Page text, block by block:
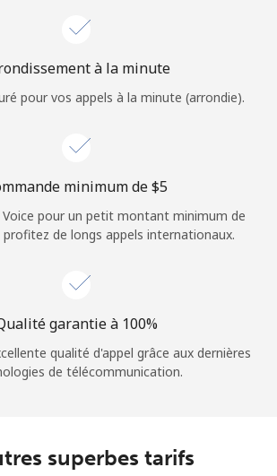
à la minute
pour vos appels à la minute (arrondie).
minimum de ⁦$5⁩
Voice pour un petit montant minimum de
de longs appels internationaux.
garantie à 100%
qualité d'appel grâce aux dernières
de télécommunication.
superbes tarifs